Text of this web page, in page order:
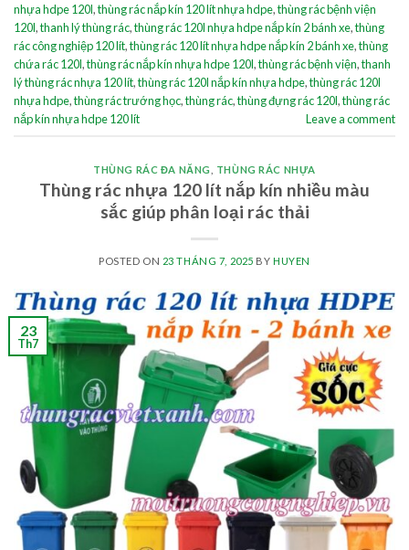
nhựa hdpe 120l,thùng rác nắp kín 120 lít nhựa hdpe,thùng rác bệnh viện
120l,thanh lý thùng rác,thùng rác 120l nhựa hdpe nắp kín 2 bánh xe,thùng
rác công nghiệp 120 lít,thùng rác 120 lít nhựa hdpe nắp kín 2 bánh xe,thùng
chứa rác 120l,thùng rác nắp kín nhựa hdpe 120l,thùng rác bệnh viện,thanh
lý thùng rác nhựa 120 lít,thùng rác 120l nắp kín nhựa hdpe,thùng rác 120l
nhựa hdpe,thùng rác trướng học,thùng rác,thùng đựng rác 120l,thùng rác
nắp kín nhựa hdpe 120 lít
Leave a comment
THÙNG RÁC ĐA NĂNG THÙNG RÁC NHỰA
Thùng rác nhựa 120 lít nắp kín nhiều màu
sắc giúp phân loại rác thải
POSTED ON 23 THÁNG 7, 2025 BY HUYEN
23
Th7